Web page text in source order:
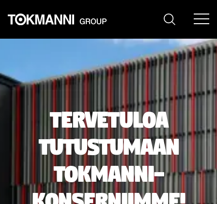
sisältöön
Tervetuloa
tutustumaan
Tokmanni-